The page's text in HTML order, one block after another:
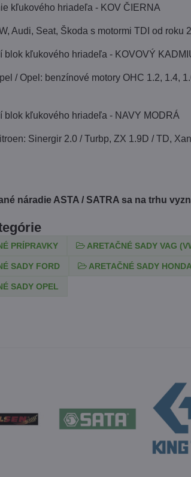
kľukového hriadeľa - KOV ČIERNA
Audi, Seat, Škoda s motormi TDI od roku
blok kľukového hriadeľa - KOVOVÝ
/ Opel: benzínové motory OHC 1.2, 1.4,
blok kľukového hriadeľa - NAVY MODRÁ
Sinergir 2.0 / Turbp, ZX 1.9D / TD,
náradie ASTA / SATRA sa na trhu
PRÍPRAVKY ARETAČNÉ SADY VAG
SADY FORD ARETAČNÉ SADY HONDA
SADY OPEL